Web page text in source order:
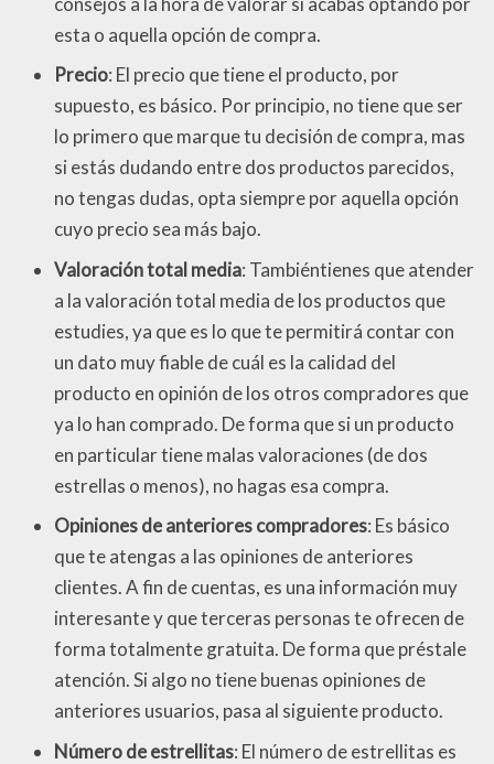
esta o aquella opción de compra.
Precio: El precio que tiene el producto, por
supuesto, es básico. Por principio, no tiene que ser
lo primero que marque tu decisión de compra, mas
si estás dudando entre dos productos parecidos,
no tengas dudas, opta siempre por aquella opción
cuyo precio sea más bajo.
Valoración total media: Tambiéntienes que atender
a la valoración total media de los productos que
estudies, ya que es lo que te permitirá contar con
un dato muy fiable de cuál es la calidad del
producto en opinión de los otros compradores que
ya lo han comprado. De forma que si un producto
en particular tiene malas valoraciones (de dos
estrellas o menos), no hagas esa compra.
Opiniones de anteriores compradores: Es básico
que te atengas a las opiniones de anteriores
clientes. A fin de cuentas, es una información muy
interesante y que terceras personas te ofrecen de
forma totalmente gratuita. De forma que préstale
atención. Si algo no tiene buenas opiniones de
anteriores usuarios, pasa al siguiente producto.
Número de estrellitas: El número de estrellitas es